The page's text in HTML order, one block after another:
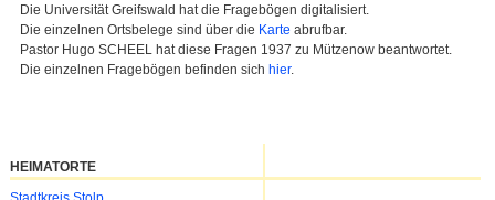
Die Universität Greifswald hat die Fragebögen digitalisiert.
Die einzelnen Ortsbelege sind über die Karte abrufbar.
Pastor Hugo SCHEEL hat diese Fragen 1937 zu Mützenow beantwortet.
Die einzelnen Fragebögen befinden sich hier.
HEIMATORTE
Navigation